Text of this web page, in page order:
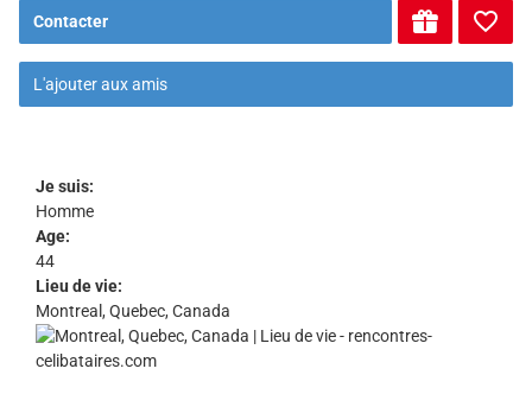
Contacter
L'ajouter aux amis
Je suis:
Homme
Age:
44
Lieu de vie:
Montreal, Quebec, Canada